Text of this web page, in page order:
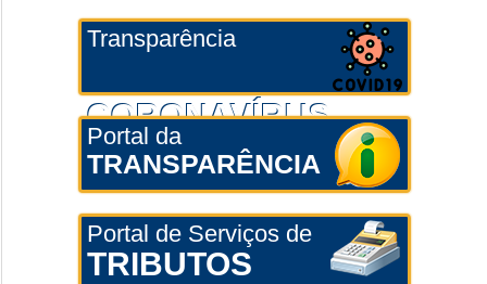
Transparência
CORONAVÍRUS
Portal da
TRANSPARÊNCIA
Portal de Serviços de
TRIBUTOS